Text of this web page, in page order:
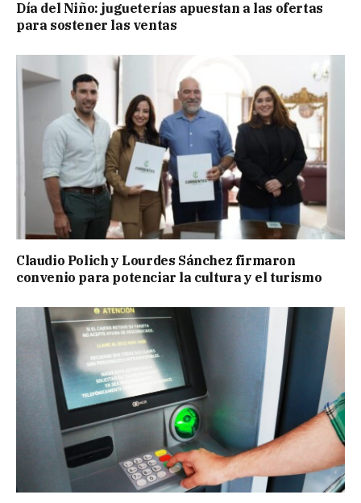
Día del Niño: jugueterías apuestan a las ofertas
para sostener las ventas
Claudio Polich y Lourdes Sánchez firmaron
convenio para potenciar la cultura y el turismo